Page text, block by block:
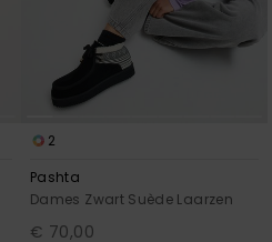
2
Pashta
Dames Zwart Suède Laarzen
€ 70,00